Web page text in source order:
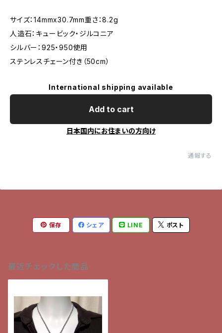
サイズ：14mmx30.7mm重さ：8.2g
人造石：キュービック・ジルコニア
シルバー：925・950使用
ステンレスチェーン付き（50cm）
International shipping available
Add to cart
日本国内にお住まいの方向け
通報する
保存 シェア LINE ポスト
最近チェックした商品